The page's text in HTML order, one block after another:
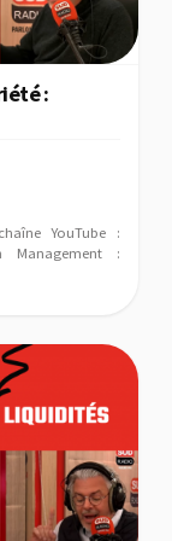
:
YouTube :
Management :